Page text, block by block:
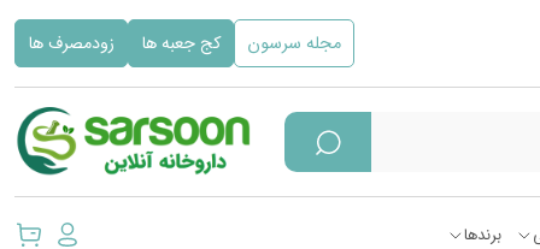
مجله سرسون کج جعبه ها زودمصرف ها
برندها